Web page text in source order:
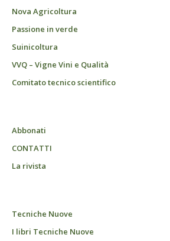
Nova Agricoltura
Passione in verde
Suinicoltura
VVQ – Vigne Vini e Qualità
Comitato tecnico scientifico
Abbonati
CONTATTI
La rivista
Tecniche Nuove
I libri Tecniche Nuove